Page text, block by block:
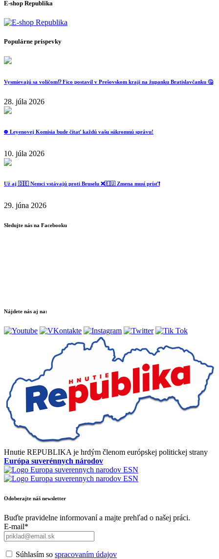
E-shop Republika
Populárne príspevky
Vysmievajú sa voličom⁉️ Fico postavil v Prešovskom kraji na županku Bratislavčanku 🤔
28. júla 2026
⛔️ Leyenovej Komisia bude čítať každú vašu súkromnú správu!
10. júla 2026
Už aj 🇩🇪 Nemci vstávajú proti Bruselu ❌️🇪🇺 Zmena musí prísť❗️
29. júna 2026
Sledujte nás na Facebooku
Nájdete nás aj na:
Hnutie REPUBLIKA je hrdým členom európskej politickej strany
Európa suverénnych národov
Odoberajte náš newsletter
Buďte pravidelne informovaní a majte prehľad o našej práci.
E-mail*
Súhlasím so spracovaním údajov